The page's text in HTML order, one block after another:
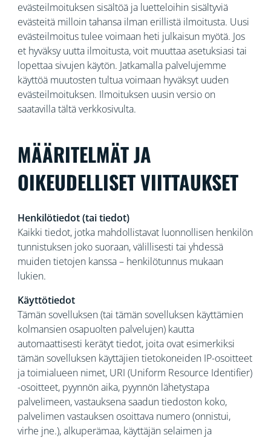
evästeilmoituksen sisältöä ja luetteloihin sisältyviä
evästeitä milloin tahansa ilman erillistä ilmoitusta. Uusi
evästeilmoitus tulee voimaan heti julkaisun myötä. Jos
et hyväksy uutta ilmoitusta, voit muuttaa asetuksiasi tai
lopettaa sivujen käytön. Jatkamalla palvelujemme
käyttöä muutosten tultua voimaan hyväksyt uuden
evästeilmoituksen. Ilmoituksen uusin versio on
saatavilla tältä verkkosivulta.
MÄÄRITELMÄT JA
OIKEUDELLISET VIITTAUKSET
Henkilötiedot (tai tiedot)
Kaikki tiedot, jotka mahdollistavat luonnollisen henkilön
tunnistuksen joko suoraan, välillisesti tai yhdessä
muiden tietojen kanssa – henkilötunnus mukaan
lukien.
Käyttötiedot
Tämän sovelluksen (tai tämän sovelluksen käyttämien
kolmansien osapuolten palvelujen) kautta
automaattisesti kerätyt tiedot, joita ovat esimerkiksi
tämän sovelluksen käyttäjien tietokoneiden IP-osoitteet
ja toimialueen nimet, URI (Uniform Resource Identifier)
-osoitteet, pyynnön aika, pyynnön lähetystapa
palvelimeen, vastauksena saadun tiedoston koko,
palvelimen vastauksen osoittava numero (onnistui,
virhe jne.), alkuperämaa, käyttäjän selaimen ja